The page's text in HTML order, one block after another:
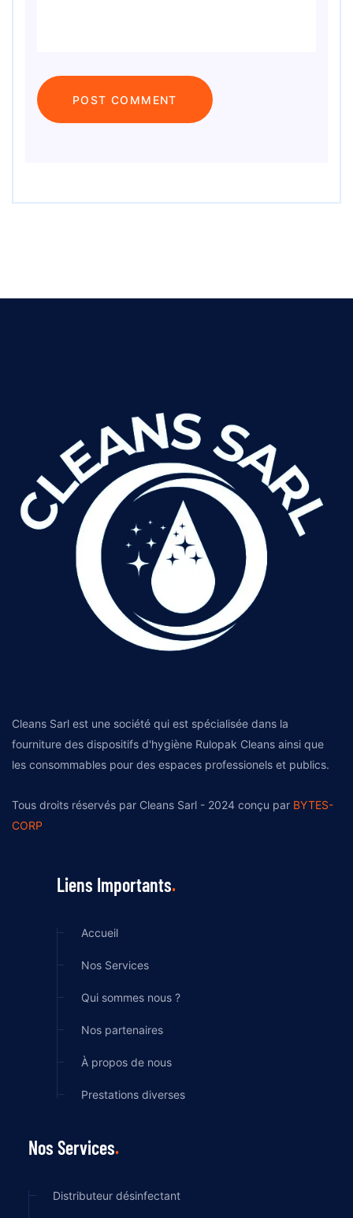
Cleans Sarl est une société qui est spécialisée dans la
fourniture des dispositifs d'hygiène Rulopak Cleans ainsi que
les consommables pour des espaces professionels et publics.
Tous droits réservés par Cleans Sarl - 2024 conçu par BYTES-
CORP
Liens Importants
Accueil
Nos Services
Qui sommes nous ?
Nos partenaires
À propos de nous
Prestations diverses
Nos Services
Distributeur désinfectant